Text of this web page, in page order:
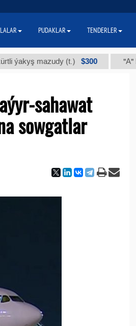
(t.) $300 "А" kysymly
sahawat
sowgatlar
PUDAKLAR TENDERLER